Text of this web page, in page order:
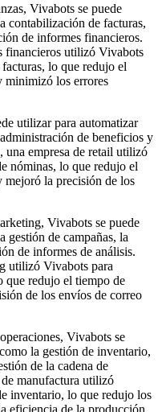
Vivabots se puede
contabilización de facturas,
de informes financieros.
financieros utilizó Vivabots
lo que redujo el
minimizó los errores
utilizar para automatizar
de beneficios y
una empresa de retail utilizó
nóminas, lo que redujo el
mejoró la precisión de los
Vivabots se puede
gestión de campañas, la
de informes de análisis.
utilizó Vivabots para
que redujo el tiempo de
de los envíos de correo
Vivabots se
la gestión de inventario,
de la cadena de
manufactura utilizó
inventario, lo que redujo los
eficiencia de la producción.